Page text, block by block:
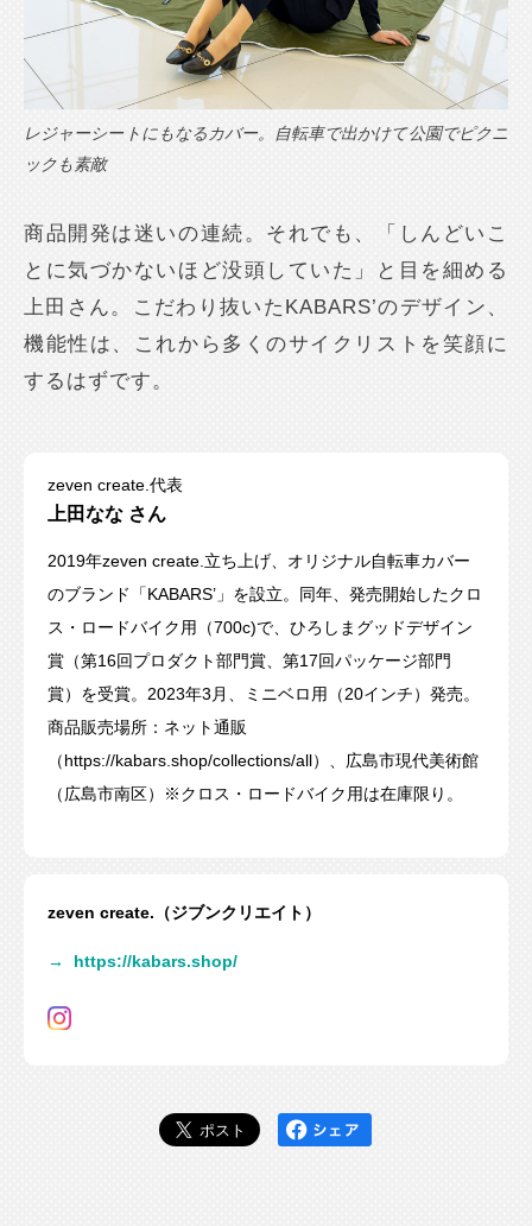
レジャーシートにもなるカバー。自転車で出かけて公園でピクニ
ックも素敵
商品開発は迷いの連続。それでも、「しんどいこ
とに気づかないほど没頭していた」と目を細める
上田さん。こだわり抜いたKABARS’のデザイン、
機能性は、これから多くのサイクリストを笑顔に
するはずです。
zeven create.代表
上田なな さん
2019年zeven create.立ち上げ、オリジナル自転車カバー
のブランド「KABARS’」を設立。同年、発売開始したクロ
ス・ロードバイク用（700c)で、ひろしまグッドデザイン
賞（第16回プロダクト部門賞、第17回パッケージ部門
賞）を受賞。2023年3月、ミニベロ用（20インチ）発売。
商品販売場所：ネット通販
（https://kabars.shop/collections/all）、広島市現代美術館
（広島市南区）※クロス・ロードバイク用は在庫限り。
zeven create.（ジブンクリエイト）
→ https://kabars.shop/